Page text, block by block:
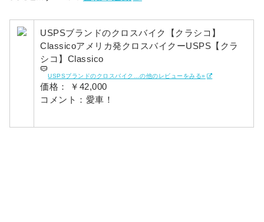
USPSブランドのクロスバイク【クラシコ】
Classicoアメリカ発クロスバイクーUSPS【クラ
シコ】Classico
USPSブランドのクロスバイク…の他のレビューをみる»
価格：
￥42,000
コメント：愛車！